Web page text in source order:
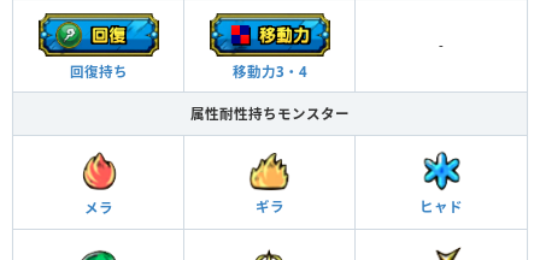
回復持ち 移動力3・4
-
属性耐性持ちモンスター
メラ ギラ ヒャド